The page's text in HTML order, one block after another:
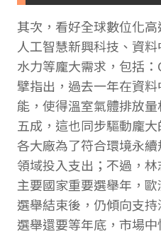
其次，看好全球數位化
人工智慧新興科技、資
水力等龐大需求，包括
擘指出，過去一年在資
能，使得溫室氣體排放
五成，這也同步驅動龐
各大廠為了符合環境永
領域投入支出；不過，
主要國家重要選舉年，
選舉結束後，仍傾向支
選舉還要等年底，市場